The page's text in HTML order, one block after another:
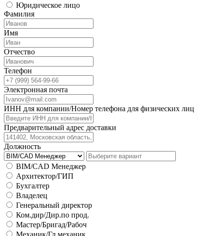
Юридическое лицо
Фамилия
Имя
Отчество
Телефон
Электронная почта
ИНН для компании/Номер телефона для физических лиц
Предварительный адрес доставки
Должность
BIM/CAD Менеджер
Архитектор/ГИП
Бухгалтер
Владелец
Генеральный директор
Ком.дир/Дир.по прод.
Мастер/Бригад/Рабоч
Механик/Гл.механик